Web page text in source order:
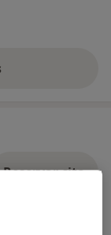
Reservar cita